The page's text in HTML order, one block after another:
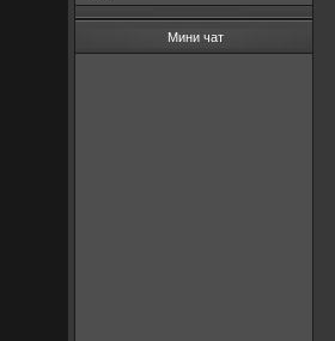
Мини чат